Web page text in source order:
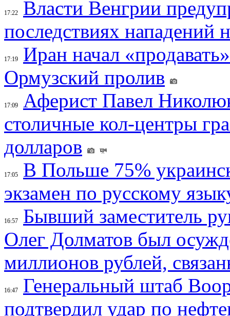
17:22
Власти Венгрии
последствиях нападений
17:19
Иран начал
Ормузский пролив
17:09
Аферист Павел
столичные кол-центры
долларов
17:05
В Польше 75%
экзамен по русскому
16:57
Бывший заместитель
Олег Долматов был
миллионов рублей,
16:47
Генеральный штаб
подтвердил удар по